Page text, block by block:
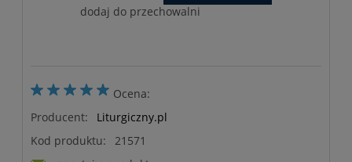
dodaj do przechowalni
Ocena:
Producent:
Liturgiczny.pl
Kod produktu:
21571